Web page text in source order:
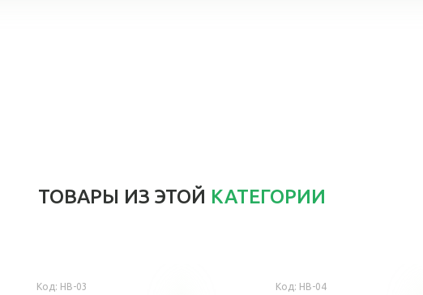
ТОВАРЫ ИЗ ЭТОЙ КАТЕГОРИИ
Код: НВ-03 Код: НВ-04